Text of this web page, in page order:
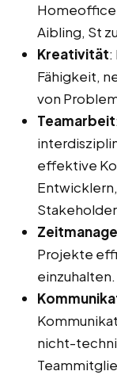
Homeoffice
Aibling, St
Kreativität:
Fähigkeit,
von
Teamarbeit
effektive
Projekte
einzuhalten.
nicht-